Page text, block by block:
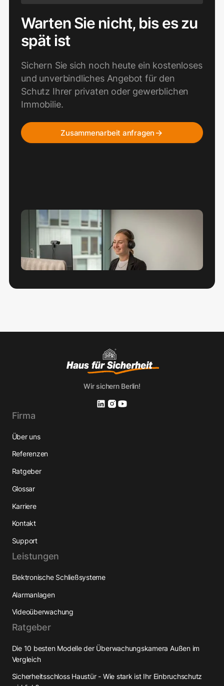
Warten Sie nicht, bis es zu
spät ist
Sichern Sie sich noch heute ein kostenloses
und unverbindliches Angebot für den
Schutz Ihrer privaten oder gewerblichen
Immobilie.
Zusammenarbeit anfragen
Wir sichern Berlin!
Firma
Über uns
Referenzen
Ratgeber
Glossar
Karriere
Kontakt
Support
Leistungen
Elektronische Schließsysteme
Alarmanlagen
Videoüberwachung
Ratgeber
Die 10 besten Modelle der Überwachungskamera Außen im
Vergleich
Sicherheitsschloss Haustür - Wie stark ist Ihr Einbruchschutz